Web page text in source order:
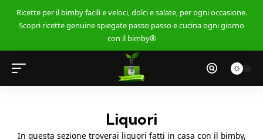
Ricette per il bimby facili e veloci, dolci e salate, per ogni occasione.
Scopri ricette genuine spiegate passo passo e cucina ogni giorno
con il bimby®
Liquori
In questa sezione troverai liquori fatti in casa con il bimby,